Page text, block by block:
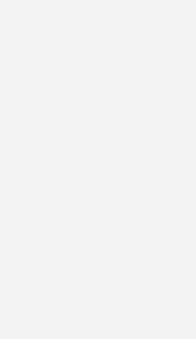
Der zweite Durchgang startete
Wölfen. Innerhalb von nur drei
Treffer von Jonas Krenz und
ausgleichen und und weitere
erneut Tim Bauder die erste
Beginn, erzielen. 20:21 (37.) Nun
Johannes Heufelder, die das
hatte und die Führung sogar
Zwar versuchte Oliver Heß
dagegenzuwirken, aber der
ging nach hinten los. Captain
herausragend haltende Moritz
und bauten den Vorsprung ihrerer
21:24 (40.) Den Gastgebern
aber die Wölfe verpassten es,
abzusetzen. Immer wieder
stark parierenden Julian Malek,
blieben die Wölfe fast zehn
und mussten mit zuschauen, wie
4:0-Lauf wieder die Führung
eine Auszeit von Johannes